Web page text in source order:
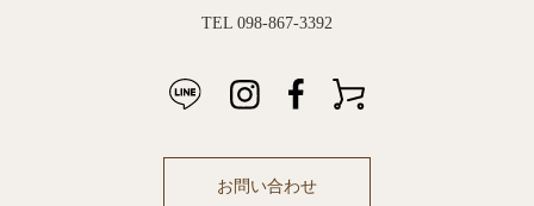
TEL 098-867-3392
お問い合わせ